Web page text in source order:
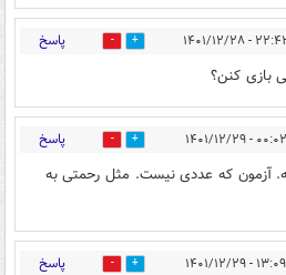
- ۱۴۰۱/۱۲/۲۸ 2 پاسخ
بازی کنن؟
۰۰:۰۲ - ۱۴۰۱/۱۲/۲۹ 1 پاسخ
آزمون که عددی نیست. مثل رحمتی به
۱۳:۰۹ - ۱۴۰۱/۱۲/۲۹ 0 پاسخ